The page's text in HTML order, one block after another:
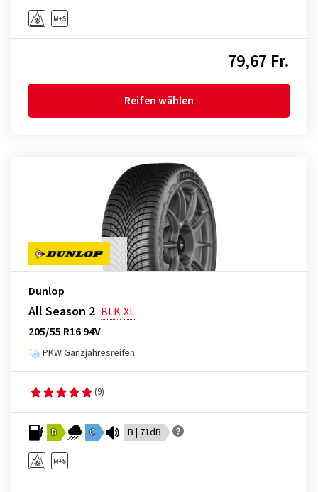
79,67 Fr.
Reifen wählen
Dunlop
All Season 2 BLKXL
205/55 R16 94V
PKW Ganzjahresreifen
(9)
B C B | 71dB